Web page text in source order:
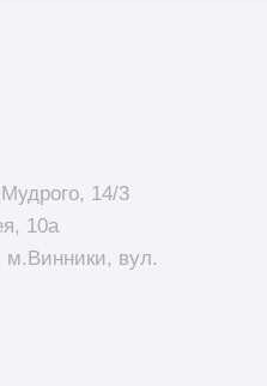
14/3
10а
м.Винники, вул.